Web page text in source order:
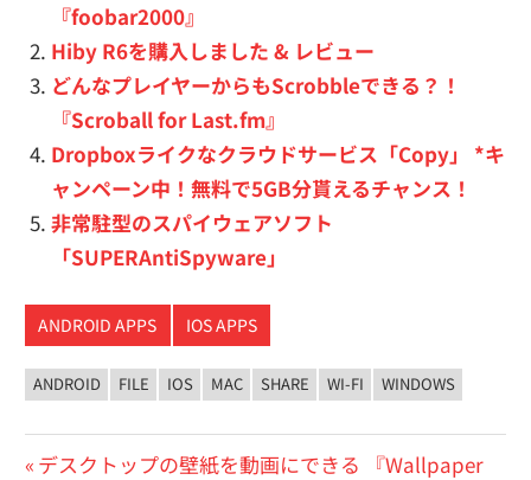
『foobar2000』
Hiby R6を購入しました & レビュー
どんなプレイヤーからもScrobbleできる？！
『Scroball for Last.fm』
Dropboxライクなクラウドサービス「Copy」 *キ
ャンペーン中！無料で5GB分貰えるチャンス！
非常駐型のスパイウェアソフト
「SUPERAntiSpyware」
ANDROID APPS IOS APPS
ANDROID FILE IOS MAC SHARE WI-FI WINDOWS
投
前
デスクトップの壁紙を動画にできる 『Wallpaper